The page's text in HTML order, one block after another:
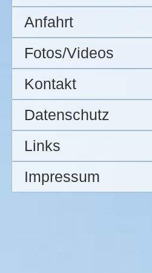
Anfahrt
Fotos/Videos
Kontakt
Datenschutz
Links
Impressum